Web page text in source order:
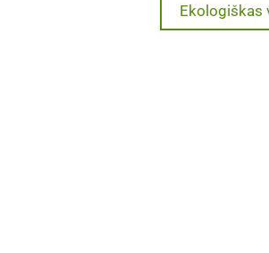
Next
post:
Ekologiškas